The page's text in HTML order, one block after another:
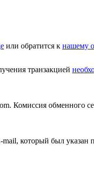
или обратится к нашему
транзакцией
Комиссия обменного
который был указан